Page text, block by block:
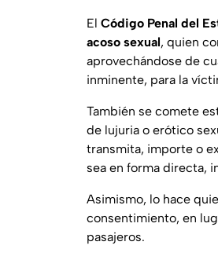
El Código Penal del
acoso sexual, quien
aprovechándose de
inminente, para la
También se comete
de lujuria o erótico
transmita, importe o
sea en forma directa,
Asimismo, lo hace
consentimiento, en
pasajeros.